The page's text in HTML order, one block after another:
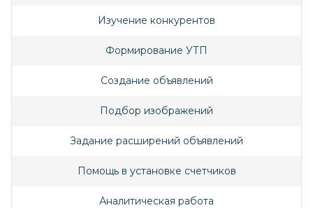
Изучение конкурентов
Формирование УТП
Создание объявлений
Подбор изображений
Задание расширений объявлений
Помощь в установке счетчиков
Аналитическая работа